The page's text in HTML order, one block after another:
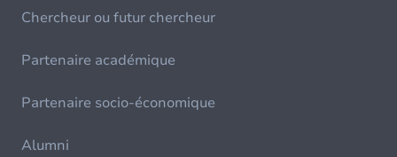
Chercheur ou futur chercheur
Partenaire académique
Partenaire socio-économique
Alumni